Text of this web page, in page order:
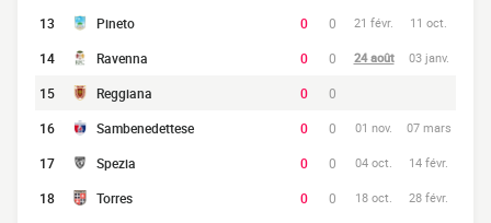
13 Pineto 0 0 21 févr. 11 oct.
14 Ravenna 0 0 24 août 03 janv.
15 Reggiana 0
0
16
Sambenedettese 0 0 01 nov. 07 mars
17 Spezia 0 0 04 oct. 14 févr.
18 Torres 0 0 18 oct. 28 févr.